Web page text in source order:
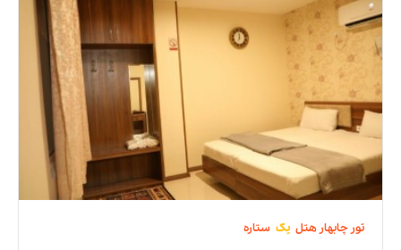
تور چابهار هتل یک ستاره